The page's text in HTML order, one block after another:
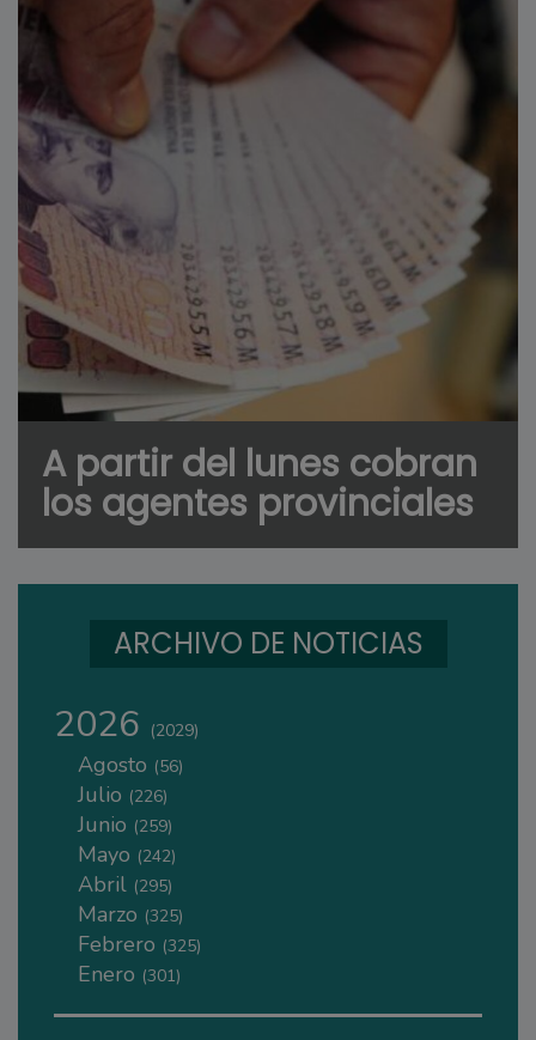
A partir del lunes cobran
los agentes provinciales
ARCHIVO DE NOTICIAS
2026 (2029)
Agosto (56)
Julio (226)
Junio (259)
Mayo (242)
Abril (295)
Marzo (325)
Febrero (325)
Enero (301)